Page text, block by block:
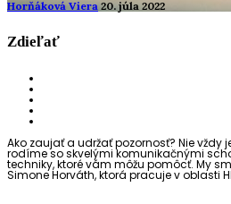
Horňáková Viera 20. júla 2022
Zdieľať
Ako zaujať a udržať pozornosť? Nie vždy
rodíme so skvelými komunikačnými
techniky, ktoré vám môžu pomôcť. My
Simone Horváth, ktorá pracuje v oblasti